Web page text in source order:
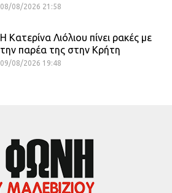
08/08/2026 21:58
Η Κατερίνα Λιόλιου πίνει ρακές με
την παρέα της στην Κρήτη
09/08/2026 19:48